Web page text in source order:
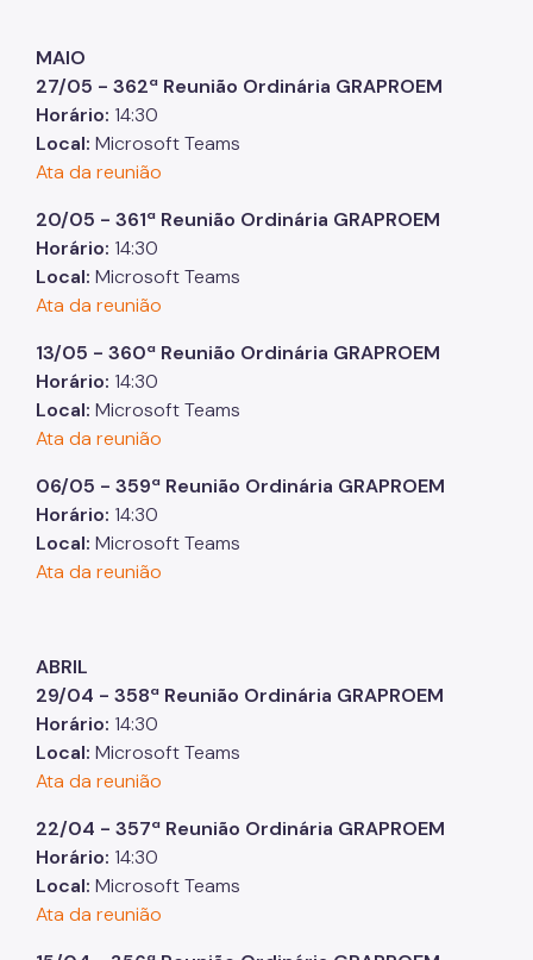
MAIO
27/05 - 362ª Reunião Ordinária GRAPROEM
Horário: 14:30
Local: Microsoft Teams
Ata da reunião
20/05 - 361ª Reunião Ordinária GRAPROEM
Horário: 14:30
Local: Microsoft Teams
Ata da reunião
13/05 - 360ª Reunião Ordinária GRAPROEM
Horário: 14:30
Local: Microsoft Teams
Ata da reunião
06/05 - 359ª Reunião Ordinária GRAPROEM
Horário: 14:30
Local: Microsoft Teams
Ata da reunião
ABRIL
29/04 - 358ª Reunião Ordinária GRAPROEM
Horário: 14:30
Local: Microsoft Teams
Ata da reunião
22/04 - 357ª Reunião Ordinária GRAPROEM
Horário: 14:30
Local: Microsoft Teams
Ata da reunião